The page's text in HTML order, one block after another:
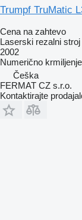
Trumpf TruMatic
Cena na zahtevo
Laserski rezalni stroj
2002
Numerično krmiljenje
Češka
FERMAT CZ s.r.o.
Kontaktirajte